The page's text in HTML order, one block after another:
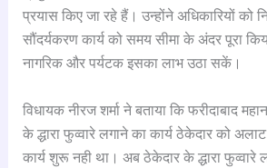
प्रयास किए जा रहे हैं। उन्होंने अधिकारियों को
सौंदर्यकरण कार्य को समय सीमा के अंदर पूरा
नागरिक और पर्यटक इसका लाभ उठा सकें।
विधायक नीरज शर्मा ने बताया कि फरीदाबाद
के द्धारा फुव्वारे लगाने का कार्य ठेकेदार को
कार्य शुरू नही था। अब ठेकेदार के द्धारा